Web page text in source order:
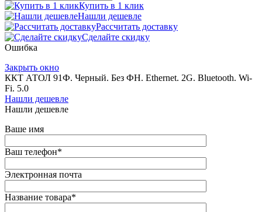
Купить в 1 клик
Нашли дешевле
Рассчитать доставку
Сделайте скидку
Ошибка
Закрыть окно
ККТ АТОЛ 91Ф. Черный. Без ФН. Ethernet. 2G. Bluetooth. Wi-
Fi. 5.0
Нашли дешевле
Нашли дешевле
Ваше имя
Ваш телефон*
Электронная почта
Название товара*